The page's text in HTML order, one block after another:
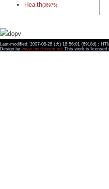
Health(36975)
Last-modified: 2007-08-28 (火) 18:56:01 (6918d) :
Design by www.mitchinson.net This work is licensed